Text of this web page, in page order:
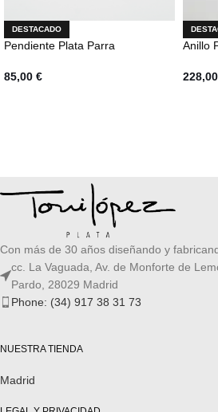
DESTACADO
Pendiente Plata Parra
85,00 €
Anillo
228,00
Con más de 30 años diseñando y
cc. La Vaguada, Av. de Monforte de
Pardo, 28029 Madrid
Phone: (34) 917 38 31 73
NUESTRA TIENDA
Madrid